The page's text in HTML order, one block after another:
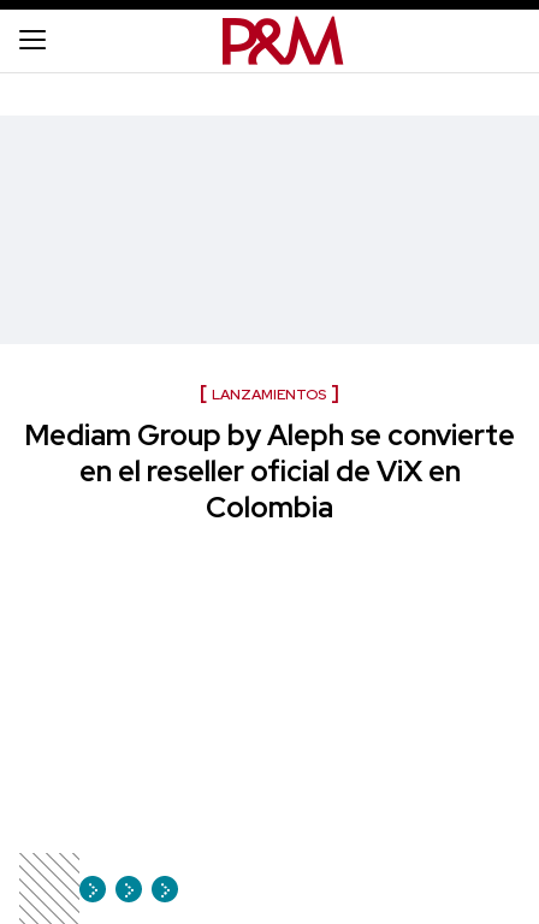
LANZAMIENTOS
Mediam Group by Aleph se convierte
en el reseller oficial de ViX en
Colombia